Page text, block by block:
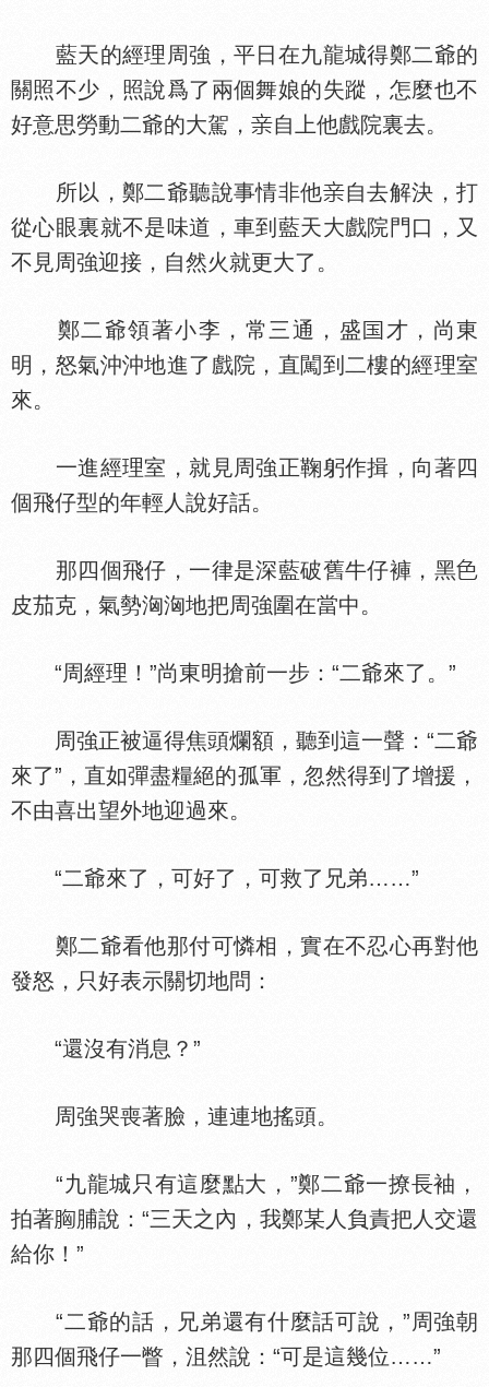
藍天的經理周強，平日在九龍城得鄭二爺的
關照不少，照說爲了兩個舞娘的失蹤，怎麼也不
好意思勞動二爺的大駕，
自上他戲院裏去。
所以，鄭二爺聽說事情非他
自去解決，打
從心眼裏就不是味道，車到藍天大戲院門口，又
不見周強迎接，自然火就更大了。
鄭二爺領著小李，常三通，盛
才，尚東
明，怒氣沖沖地進了戲院，直闖到二樓的經理室
來。
一進經理室，就見周強正鞠躬作揖，向著四
個飛仔型的年輕人說好話。
那四個飛仔，一律是深藍破舊牛仔褲，黑
皮茄克，氣勢洶洶地把周強圍在當中。
“周經理！”尚東明搶前一步：“二爺來了。”
周強正被逼得焦頭爛額，聽到這一聲：“二爺
來了”，直如彈盡糧絕的孤軍，忽然得到了增援，
不由喜出望外地迎過來。
“二爺來了，可好了，可救了兄弟……”
鄭二爺看他那付可憐相，實在不忍心再對他
發怒，只好表示關切地問：
“還沒有消息？”
周強哭喪著臉，連連地搖頭。
“九龍城只有這麼點大，”鄭二爺一撩長袖，
拍著
脯說：“三天之內，我鄭某人負責把人交還
給你！”
“二爺的話，兄弟還有什麼話可說，”周強朝
那四個飛仔一瞥，沮然說：“可是這幾位……”